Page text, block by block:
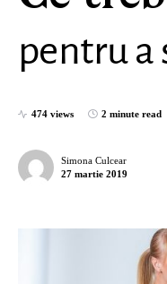
pentru a
474 views 2 minute read
Simona Culcear
27 martie 2019